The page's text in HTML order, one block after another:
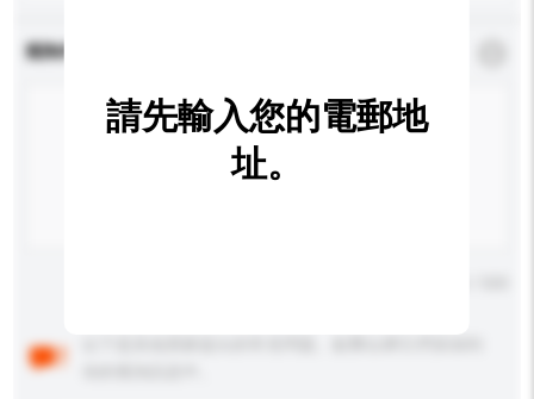
查詢內容
請先輸入您的電郵地
址。